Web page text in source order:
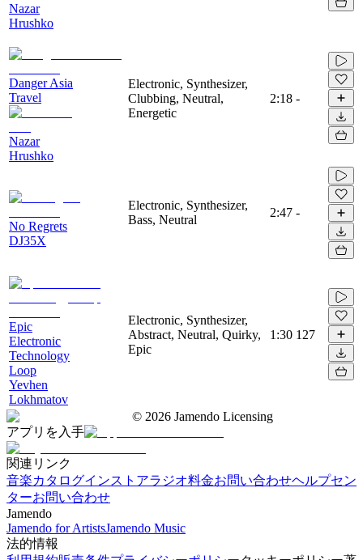
Nazar
Hrushko
Danger Asia
Travel
Nazar
Hrushko
Electronic, Synthesizer,
Clubbing, Neutral,
Energetic
2:18 -
No Regrets
DJ35X
Electronic, Synthesizer,
Bass, Neutral
2:47 -
Epic
Electronic
Technology
Loop
Yevhen
Lokhmatov
Electronic, Synthesizer,
Abstract, Neutral, Quirky,
Epic
1:30 127
© 2026 Jamendo Licensing
アプリを入手
関連リンク
音楽カタログインストアラジオ料金お問い合わせヘルプセン
ターお問い合わせ
Jamendo
Jamendo for ArtistsJamendo Music
法的情報